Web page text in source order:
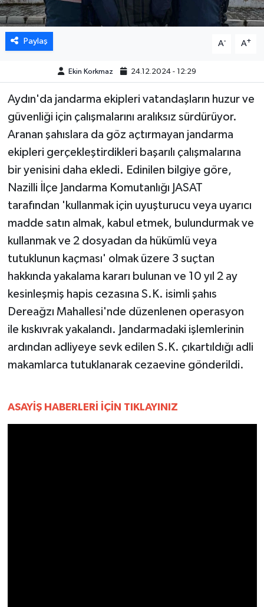
Paylaş A- A+
Ekin Korkmaz 24.12.2024 - 12:29
Aydın'da jandarma ekipleri vatandaşların huzur ve
güvenliği için çalışmalarını aralıksız sürdürüyor.
Aranan şahıslara da göz açtırmayan jandarma
ekipleri gerçekleştirdikleri başarılı çalışmalarına
bir yenisini daha ekledi. Edinilen bilgiye göre,
Nazilli İlçe Jandarma Komutanlığı JASAT
tarafından 'kullanmak için uyuşturucu veya uyarıcı
madde satın almak, kabul etmek, bulundurmak ve
kullanmak ve 2 dosyadan da hükümlü veya
tutuklunun kaçması' olmak üzere 3 suçtan
hakkında yakalama kararı bulunan ve 10 yıl 2 ay
kesinleşmiş hapis cezasına S.K. isimli şahıs
Dereağzı Mahallesi'nde düzenlenen operasyon
ile kıskıvrak yakalandı. Jandarmadaki işlemlerinin
ardından adliyeye sevk edilen S.K. çıkartıldığı adli
makamlarca tutuklanarak cezaevine gönderildi.
ASAYİŞ HABERLERİ İÇİN TIKLAYINIZ
GÜNDEM
HABERDE İNSAN
KÜLTÜR SANAT
MAGAZİN
ÖZEL HABER
SAĞLIK
ŞİRKET HABERLERİ
SİYASET
SPOR
YAŞAM
YEREL
AFYONKARAHİSAR